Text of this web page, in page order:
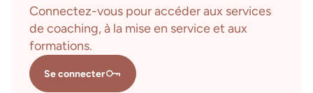
Connectez-vous pour accéder aux services
de coaching, à la mise en service et aux
formations.
Se connecter